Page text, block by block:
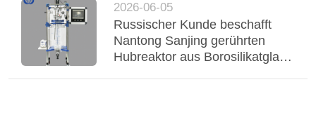
2026-06-05
Russischer Kunde beschafft
Nantong Sanjing gerührten
Hubreaktor aus Borosilikatglas